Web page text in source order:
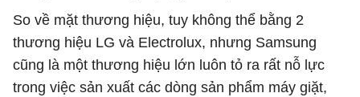
So về mặt thương hiệu, tuy không thể bằng 2
thương hiệu LG và Electrolux, nhưng Samsung
cũng là một thương hiệu lớn luôn tỏ ra rất nỗ lực
trong việc sản xuất các dòng sản phẩm máy giặt,